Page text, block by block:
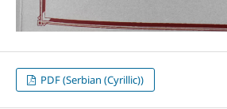
PDF (Serbian (Cyrillic))